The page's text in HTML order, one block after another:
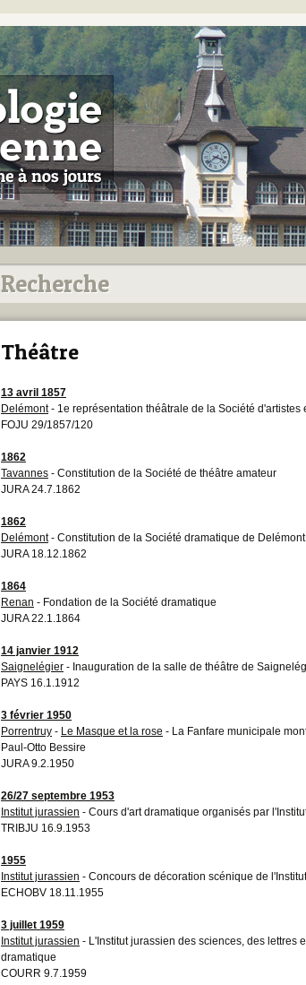
Théâtre
13 avril 1857
Delémont- 1e représentation théâtrale de la Société d'artistes
FOJU 29/1857/120
1862
Tavannes - Constitution de la Société de théâtre amateur
JURA 24.7.1862
1862
Delémont- Constitution de la Société dramatique de Delémont
JURA 18.12.1862
1864
Renan - Fondation de la Société dramatique
JURA 22.1.1864
14 janvier 1912
Saignelégier - Inauguration de la salle de théâtre de
PAYS 16.1.1912
3 février 1950
Porrentruy - Le Masque et la rose - La Fanfare municipale
Paul-Otto Bessire
JURA 9.2.1950
26/27 septembre 1953
Institut jurassien - Cours d'art dramatique organisés par
TRIBJU 16.9.1953
1955
Institut jurassien - Concours de décoration scénique de
ECHOBV 18.11.1955
3 juillet 1959
Institut jurassien - L'Institut jurassien des sciences, des lettres
dramatique
COURR 9.7.1959